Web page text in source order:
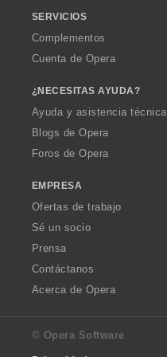
SERVICIOS
Complementos
Cuenta de Opera
¿NECESITAS AYUDA?
Ayuda y asistencia técnica
Blogs de Opera
Foros de Opera
EMPRESA
Ofertas de trabajo
Sé un socio
Prensa
Contáctanos
Acerca de Opera
© Opera Software